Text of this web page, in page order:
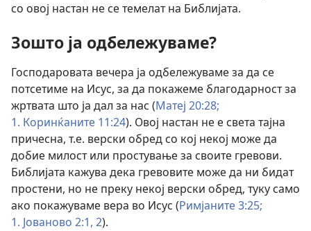
со овој настан не се темелат на Библијата.
Зошто ја одбележуваме?
Господаровата вечера ја одбележуваме за да се
потсетиме на Исус, за да покажеме благодарност за
жртвата што ја дал за нас (Матеј 20:28;
1. Коринќаните 11:24). Овој настан не е света тајна
причесна, т.е. верски обред со кој некој може да
добие милост или простување за своите гревови.
Библијата кажува дека гревовите може да ни бидат
простени, но не преку некој верски обред, туку само
ако покажуваме вера во Исус (Римјаните 3:25;
1. Јованово 2:1, 2).